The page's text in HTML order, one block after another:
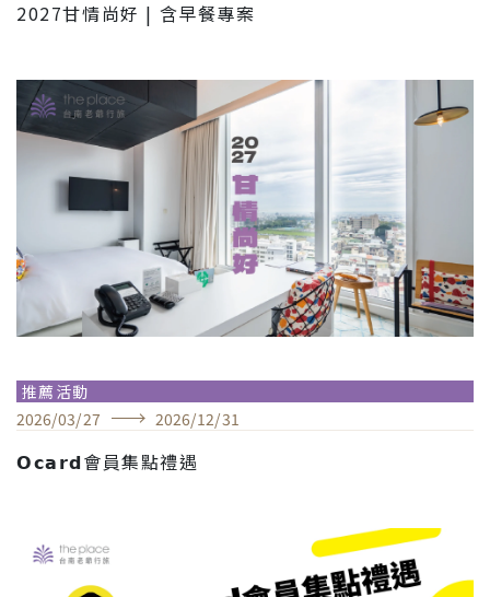
2027甘情尚好 | 含早餐專案
推薦活動
2026/03/27 2026/12/31
𝗢𝗰𝗮𝗿𝗱會員集點禮遇